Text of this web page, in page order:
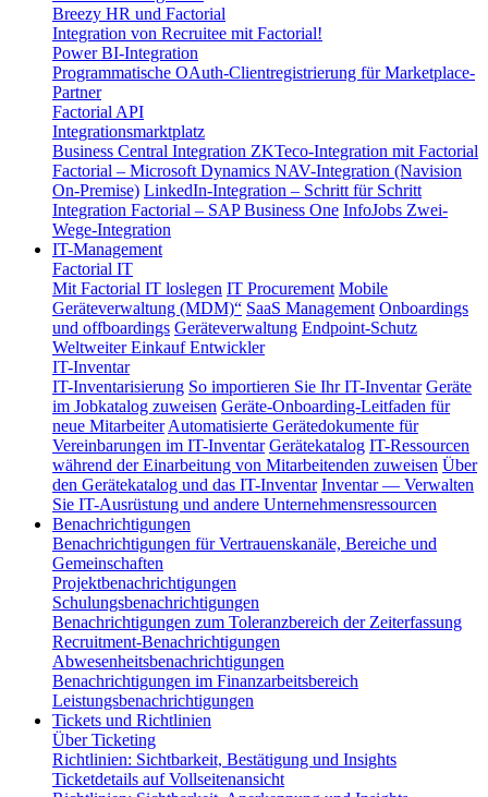
Breezy HR und Factorial
Integration von Recruitee mit Factorial!
Power BI-Integration
Programmatische OAuth-Clientregistrierung für Marketplace-
Partner
Factorial API
Integrationsmarktplatz
Business Central Integration ZKTeco-Integration mit Factorial
Factorial – Microsoft Dynamics NAV-Integration (Navision
On-Premise) LinkedIn-Integration – Schritt für Schritt
Integration Factorial – SAP Business One InfoJobs Zwei-
Wege-Integration
IT-Management
Factorial IT
Mit Factorial IT loslegen IT Procurement Mobile
Geräteverwaltung (MDM)“ SaaS Management Onboardings
und offboardings Geräteverwaltung Endpoint-Schutz
Weltweiter EinkaufEntwickler
IT-Inventar
IT-Inventarisierung So importieren Sie Ihr IT-Inventar Geräte
im Jobkatalog zuweisen Geräte-Onboarding-Leitfaden für
neue Mitarbeiter Automatisierte Gerätedokumente für
Vereinbarungen im IT-Inventar Gerätekatalog IT-Ressourcen
während der Einarbeitung von Mitarbeitenden zuweisen Über
den Gerätekatalog und das IT-Inventar Inventar — Verwalten
Sie IT-Ausrüstung und andere Unternehmensressourcen
Benachrichtigungen
Benachrichtigungen für Vertrauenskanäle, Bereiche und
Gemeinschaften
Projektbenachrichtigungen
Schulungsbenachrichtigungen
Benachrichtigungen zum Toleranzbereich der Zeiterfassung
Recruitment-Benachrichtigungen
Abwesenheitsbenachrichtigungen
Benachrichtigungen im Finanzarbeitsbereich
Leistungsbenachrichtigungen
Tickets und Richtlinien
Über Ticketing
Richtlinien: Sichtbarkeit, Bestätigung und Insights
Ticketdetails auf Vollseitenansicht